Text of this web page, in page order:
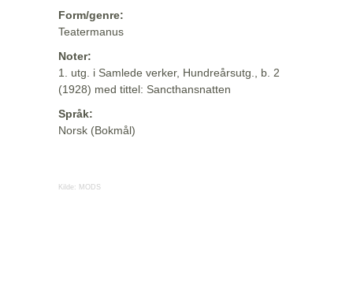
Form/genre:
Teatermanus
Noter:
1. utg. i Samlede verker, Hundreårsutg., b. 2
(1928) med tittel: Sancthansnatten
Språk:
Norsk (Bokmål)
Kilde: MODS